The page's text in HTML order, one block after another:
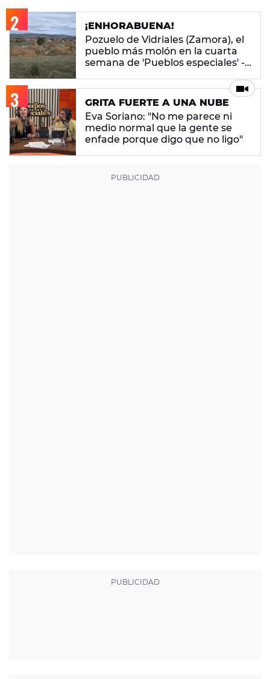
¡ENHORABUENA!
Pozuelo de Vidriales (Zamora), el
pueblo más molón en la cuarta
semana de 'Pueblos especiales' -
GRITA FUERTE A UNA NUBE
Eva Soriano: "No me parece ni
medio normal que la gente se
enfade porque digo que no ligo"